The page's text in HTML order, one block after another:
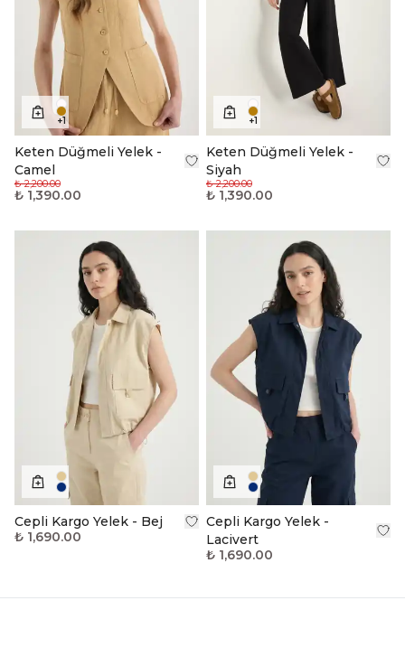
+1
Keten Düğmeli Yelek -
Camel
₺ 2,200.00
₺ 1,390.00
+1
Keten Düğmeli Yelek -
Siyah
₺ 2,200.00
₺ 1,390.00
Cepli Kargo Yelek - Bej
₺ 1,690.00
Cepli Kargo Yelek -
Lacivert
₺ 1,690.00